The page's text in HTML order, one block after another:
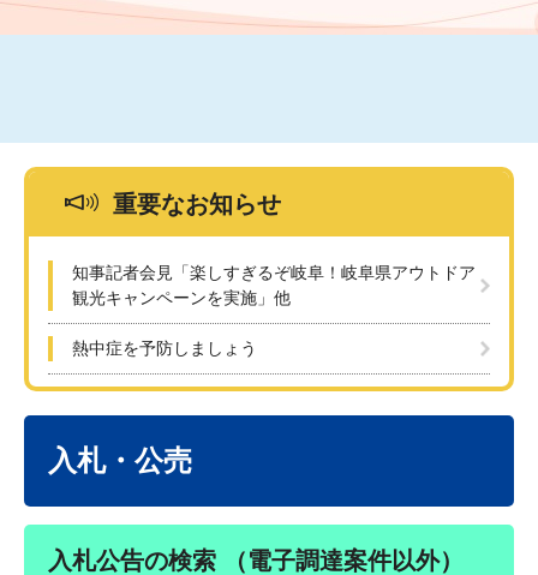
文
重要なお知らせ
知事記者会見「楽しすぎるぞ岐阜！岐阜県アウトドア
観光キャンペーンを実施」他
熱中症を予防しましょう
入札・公売
入札公告の検索 （電子調達案件以外）